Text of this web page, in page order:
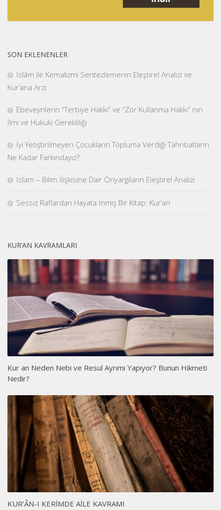
SON EKLENENLER
İslâm ile Kemalizmi Sentezlemenin Eleştirel Analizi ve
Kur’ana Arzı
Ebeveynlerin “Terbiye Hakkı” ve “Zor Kullanma Hakkı” nın
İlmi ve Hukuki Gerekliliği
İyi Yetiştirilmeyen Çocukların Topluma Verdiği Tahribatların
Ne Kadar Farkındayız?
İslam – Bilim İlişkisine Dair Önyargıların Eleştirel Analizi
Sessiz Raflardan Hayata İnmiş Bir Kitap: Kur’an
KUR’AN KAVRAMLARI
Kur an Neden Nebi ve Resul Ayrımı Yapıyor? Bunun Hikmeti
Nedir?
KUR’ÂN-I KERİMDE AİLE KAVRAMI